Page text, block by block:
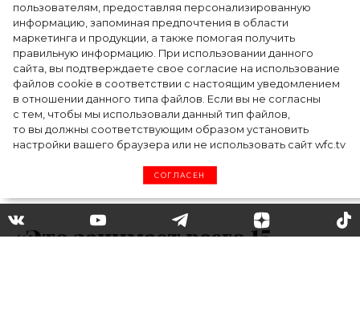
пользователям, предоставляя персонализированную
информацию, запоминая предпочтения в области
маркетинга и продукции, а также помогая получить
правильную информацию. При использовании данного
сайта, вы подтверждаете свое согласие на использование
файлов cookie в соответствии с настоящим уведомлением
в отношении данного типа файлов. Если вы не согласны
с тем, чтобы мы использовали данный тип файлов,
то вы должны соответствующим образом установить
настройки вашего браузера или не использовать сайт wfc.tv
СОГЛАСЕН
5 фасонов брюк, которые повсюду этим
летом
«Это занимает всего 15